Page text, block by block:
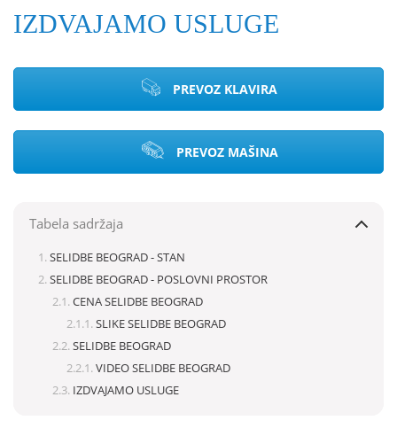
IZDVAJAMO USLUGE
PREVOZ KLAVIRA
PREVOZ MAŠINA
Tabela sadržaja
SELIDBE BEOGRAD - STAN
SELIDBE BEOGRAD - POSLOVNI PROSTOR
CENA SELIDBE BEOGRAD
SLIKE SELIDBE BEOGRAD
SELIDBE BEOGRAD
VIDEO SELIDBE BEOGRAD
IZDVAJAMO USLUGE